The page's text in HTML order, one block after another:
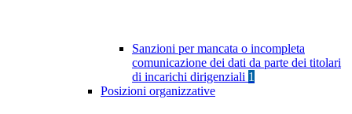
Sanzioni per mancata o incompleta
comunicazione dei dati da parte dei titolari
di incarichi dirigenziali 1
Posizioni organizzative